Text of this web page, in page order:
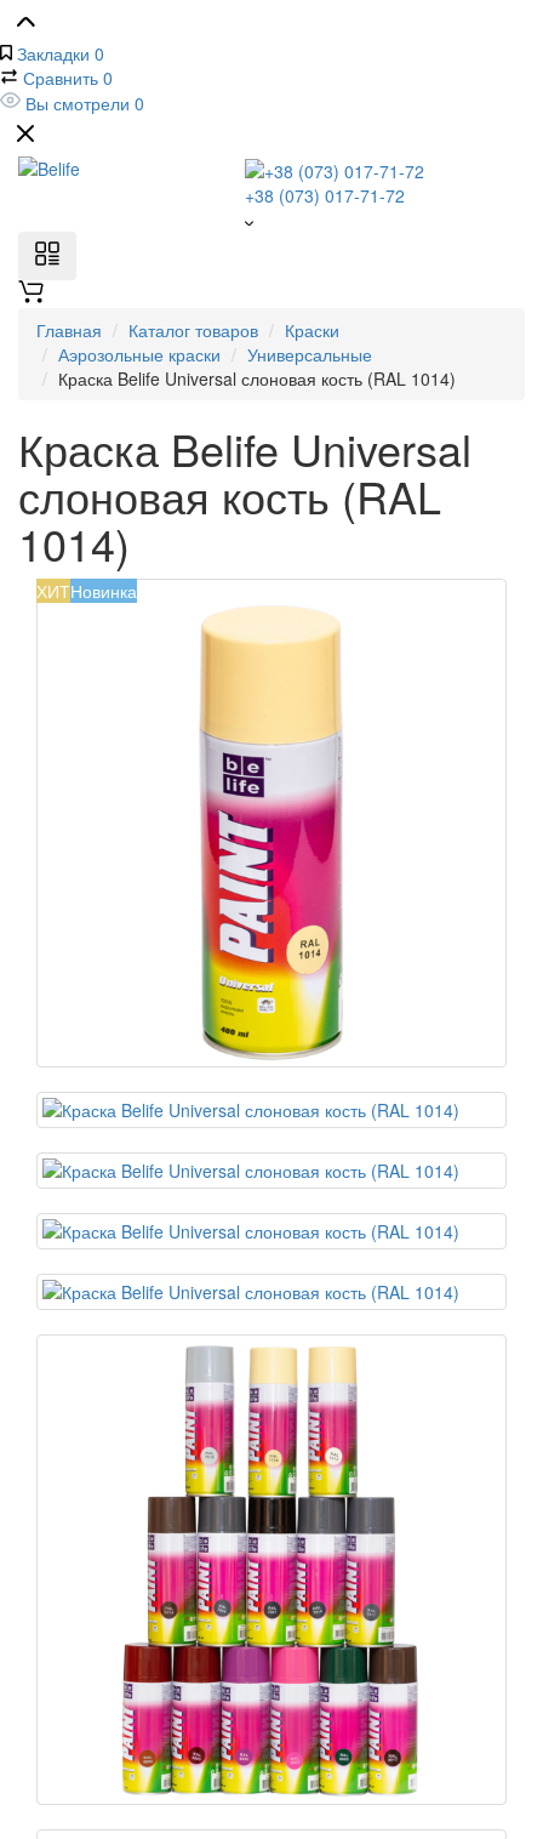
Закладки 0
Сравнить 0
Вы смотрели 0
+38 (073) 017-71-72
Главная Каталог товаров
Краски
Аэрозольные краски
Универсальные
Краска Belife Universal слоновая кость (RAL 1014)
Краска Belife Universal
слоновая кость (RAL
1014)
ХИТНовинка